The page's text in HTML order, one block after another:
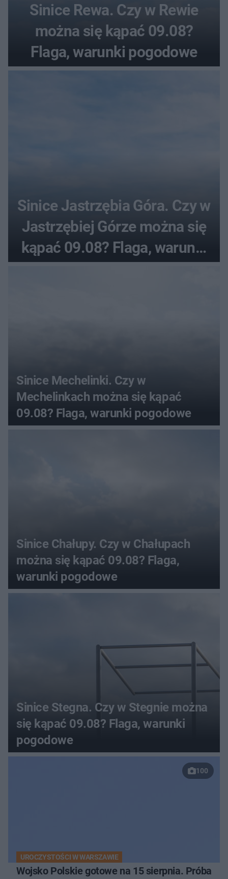
Sinice Rewa. Czy w Rewie
można się kąpać 09.08?
Flaga, warunki pogodowe
Sinice Jastrzębia Góra. Czy w
Jastrzębiej Górze można się
kąpać 09.08? Flaga, warunki
pogodowe
Sinice Mechelinki. Czy w
Mechelinkach można się kąpać
09.08? Flaga, warunki pogodowe
Sinice Chałupy. Czy w Chałupach
można się kąpać 09.08? Flaga,
warunki pogodowe
Sinice Stegna. Czy w Stegnie można
się kąpać 09.08? Flaga, warunki
pogodowe
100
UROCZYSTOŚCI W WARSZAWIE
Wojsko Polskie gotowe na 15 sierpnia. Próba